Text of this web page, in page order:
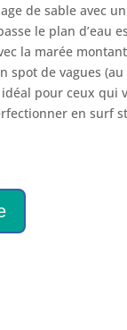
de sable avec
le plan d’eau
la marée
spot de vagues
pour ceux qui
en surf